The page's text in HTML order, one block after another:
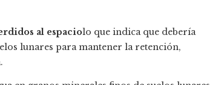
al espaciolo que indica que debería
lunares para mantener la retención,